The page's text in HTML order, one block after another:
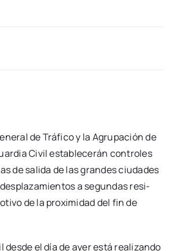
de Trá­fi­co y la Agru­pa­ción de
Civil esta­ble­ce­rán con­tro­les
de sali­da de las gran­des ciu­da­des
a segun­das resi­
de la pro­xi­mi­dad del fin de
des­de el día de ayer está rea­li­zan­do